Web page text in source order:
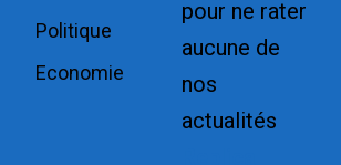
Politique
Economie
pour ne rater
aucune de
nos
actualités